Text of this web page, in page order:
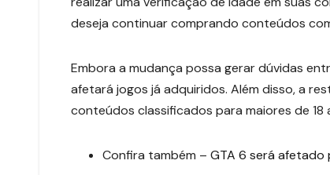
deseja continuar comprando conteúdos
Embora a mudança possa gerar dúvidas
afetará jogos já adquiridos. Além disso, a
conteúdos classificados para maiores de 18
Confira também – GTA 6 será afetado